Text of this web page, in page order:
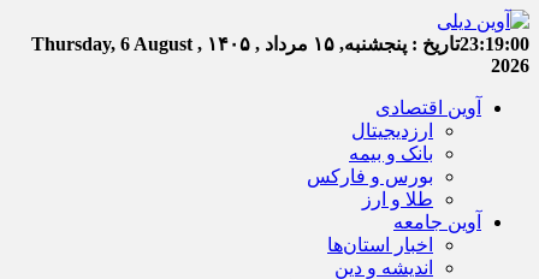
23:19:01تاریخ : پنجشنبه, ۱۵ مرداد , ۱۴۰۵
Thursday, 6 August ,
2026
آوین اقتصادی
ارزدیجیتال
بانک و بیمه
بورس و فارکس
طلا و ارز
آوین جامعه
اخبار استان‌ها
اندیشه و دین